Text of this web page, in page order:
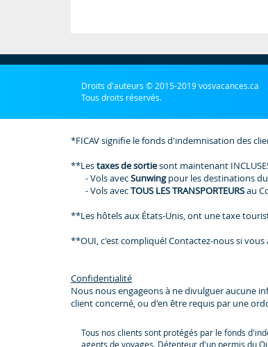
Droits d'auteurs © 2015-2019 vosvacances.ca
Tous droits réservés.
*FICAV signifie le fonds d'indemnisation des
**Lestaxes de sortiesont maintenant
- Vols avecSunwingpour les destinations du
- Vols avecTOUS LES TRANSPORTEURSau
**Les hôtels aux États-Unis, ont une taxe
**OUI, c'est compliqué! Contactez-nous si
Confidentialité
Nous nous engageons à ne divulguer aucune
client concerné, ou d'en être requis par une
Tous nos clients sont protégés par le fonds
agents de voyages. Détenteur d'un permis du